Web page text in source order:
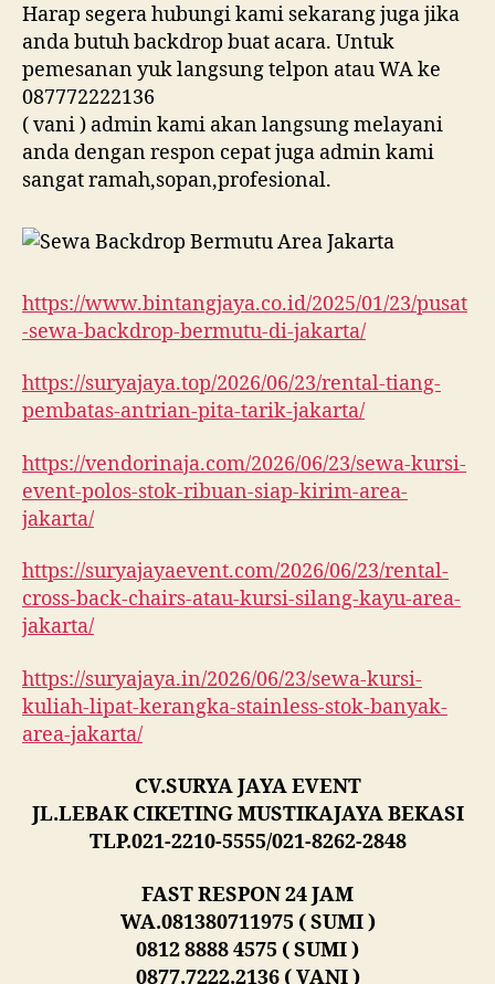
Harap segera hubungi kami sekarang juga jika
anda butuh backdrop buat acara. Untuk
pemesanan yuk langsung telpon atau WA ke
087772222136
( vani ) admin kami akan langsung melayani
anda dengan respon cepat juga admin kami
sangat ramah,sopan,profesional.
https://www.bintangjaya.co.id/2025/01/23/pusat
-sewa-backdrop-bermutu-di-jakarta/
https://suryajaya.top/2026/06/23/rental-tiang-
pembatas-antrian-pita-tarik-jakarta/
https://vendorinaja.com/2026/06/23/sewa-kursi-
event-polos-stok-ribuan-siap-kirim-area-
jakarta/
https://suryajayaevent.com/2026/06/23/rental-
cross-back-chairs-atau-kursi-silang-kayu-area-
jakarta/
https://suryajaya.in/2026/06/23/sewa-kursi-
kuliah-lipat-kerangka-stainless-stok-banyak-
area-jakarta/
CV.SURYA JAYA EVENT
JL.LEBAK CIKETING MUSTIKAJAYA BEKASI
TLP.021-2210-5555/021-8262-2848
FAST RESPON 24 JAM
WA.081380711975 ( SUMI )
0812 8888 4575 ( SUMI )
0877.7222.2136 ( VANI )